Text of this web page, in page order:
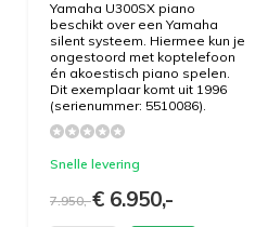
Yamaha U300SX piano
beschikt over een Yamaha
silent systeem. Hiermee kun je
ongestoord met koptelefoon
én akoestisch piano spelen.
Dit exemplaar komt uit 1996
(serienummer: 5510086).
Snelle levering
7.950,-€ 6.950,-